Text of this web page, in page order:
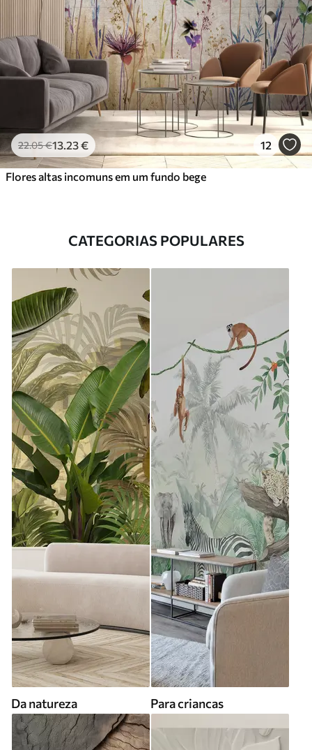
22.05€13 .23€ 12
Flores altas incomuns em um fundo bege
CATEGORIAS POPULARES
Da natureza Para criancas